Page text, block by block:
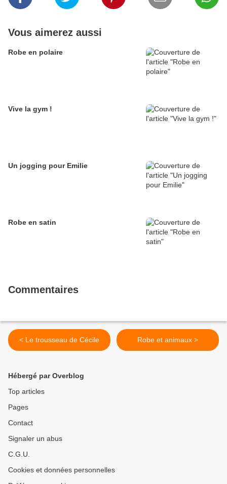
Vous aimerez aussi
Robe en polaire
Vive la gym !
Un jogging pour Emilie
Robe en satin
Commentaires
< Le trousseau de Cécile Robe et animaux >
Hébergé par Overblog
Top articles
Pages
Contact
Signaler un abus
C.G.U.
Cookies et données personnelles